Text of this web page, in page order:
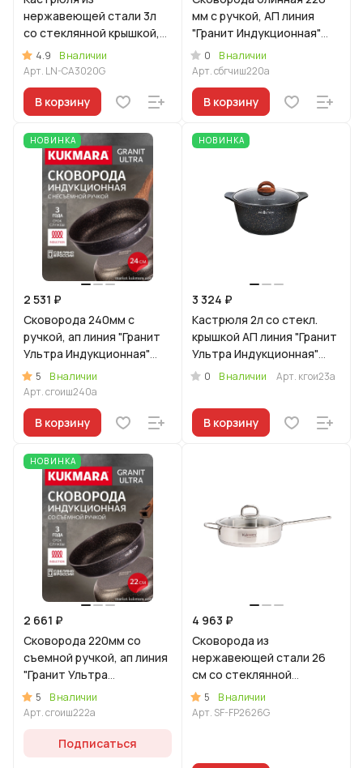
нержавеющей стали 3л
со стеклянной крышкой,
линия "Леон"
4.9
В наличии
Арт. LN-CA3020G
В корзину
мм с ручкой, АП линия
"Гранит Индукционная"
(черный)
0
В наличии
Арт.сбгчиш220а
В корзину
НОВИНКА
2 531 ₽
Сковорода 240мм с
ручкой, ап линия "Гранит
Ультра Индукционная"
(оригинальный)
5
В наличии
Арт.сгоиш240а
В корзину
НОВИНКА
3 324 ₽
Кастрюля 2л со стекл.
крышкой АП линия "Гранит
Ультра Индукционная"
(оригинальный)
0 В наличии Арт. кгои23а
В корзину
НОВИНКА
2 661 ₽
Сковорода 220мм со
съемной ручкой, ап линия
"Гранит Ультра
Индукционная"
(оригинальный)
5
В наличии
Арт.сгоиш222а
Подписаться
4 963 ₽
Сковорода из
нержавеющей стали 26
см со стеклянной
крышкой, линия "Сафия"
5
В наличии
Арт. SF-FP2626G